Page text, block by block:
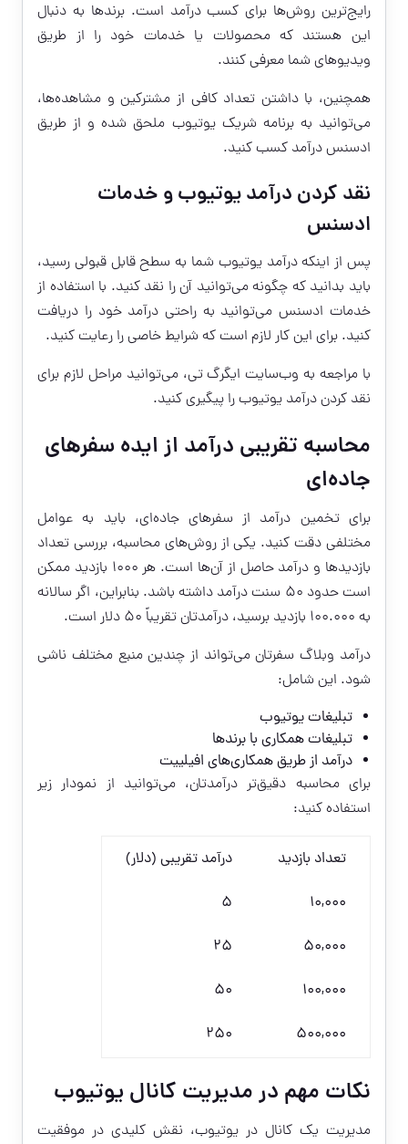
رایج‌ترین روش‌ها برای کسب درآمد است. برندها به دنبال
این هستند که محصولات یا خدمات خود را از طریق
ویدیوهای شما معرفی کنند.
همچنین، با داشتن تعداد کافی از مشترکین و مشاهده‌ها،
می‌توانید به برنامه شریک یوتیوب ملحق شده و از طریق
ادسنس درآمد کسب کنید.
نقد کردن درآمد یوتیوب و خدمات
ادسنس
پس از اینکه درآمد یوتیوب شما به سطح قابل قبولی رسید،
باید بدانید که چگونه می‌توانید آن را نقد کنید. با استفاده از
خدمات ادسنس می‌توانید به راحتی درآمد خود را دریافت
کنید. برای این کار لازم است که شرایط خاصی را رعایت کنید.
با مراجعه به وب‌سایت ایگرگ تی، می‌توانید مراحل لازم برای
نقد کردن درآمد یوتیوبرا پیگیری کنید.
محاسبه تقریبی درآمد از ایده سفرهای
جاده‌ای
برای تخمین درآمد از سفرهای جاده‌ای، باید به عوامل
مختلفی دقت کنید. یکی از روش‌های محاسبه، بررسی تعداد
بازدیدها و درآمد حاصل از آن‌ها است. هر ۱۰۰۰ بازدید ممکن
است حدود ۵۰ سنت درآمد داشته باشد. بنابراین، اگر سالانه
به ۱۰۰.۰۰۰ بازدید برسید، درآمدتان تقریباً ۵۰ دلار است.
درآمد وبلاگ سفرتان می‌تواند از چندین منبع مختلف ناشی
شود. این شامل:
تبلیغات یوتیوب
تبلیغات همکاری با برندها
درآمد از طریق همکاری‌های افیلییت
برای محاسبه دقیق‌تر درآمدتان، می‌توانید از نمودار زیر
استفاده کنید:
تعداد بازدید
درآمد تقریبی (دلار)
10,000
5
50,000
25
100,000
50
500,000
250
نکات مهم در مدیریت کانال یوتیوب
مدیریت یک کانال در یوتیوب، نقش کلیدی در موفقیت